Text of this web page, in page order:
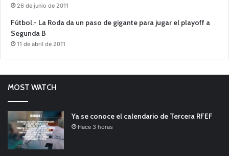
26 de junio de 2011
Fútbol.- La Roda da un paso de gigante para jugar el playoff a
Segunda B
11 de abril de 2011
MOST WATCH
Ya se conoce el calendario de Tercera RFEF
Hace 3 horas